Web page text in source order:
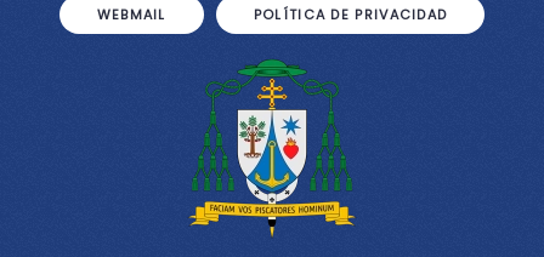
WEBMAIL POLÍTICA DE PRIVACIDAD